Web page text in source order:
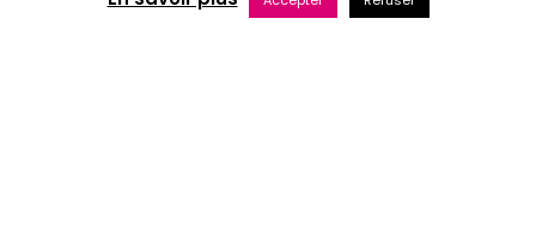
Maintenance web par Bluekat Digital